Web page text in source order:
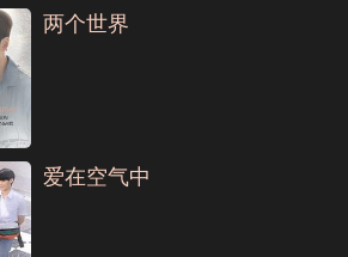
两个世界
爱在空气中